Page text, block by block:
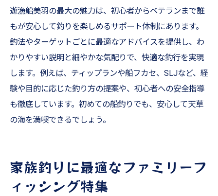
遊漁船美羽の最大の魅力は、初心者からベテランまで誰
もが安心して釣りを楽しめるサポート体制にあります。
釣法やターゲットごとに最適なアドバイスを提供し、わ
かりやすい説明と細やかな気配りで、快適な釣行を実現
します。例えば、ティップランや船フカセ、SLJなど、経
験や目的に応じた釣り方の提案や、初心者への安全指導
も徹底しています。初めての船釣りでも、安心して天草
の海を満喫できるでしょう。
家族釣りに最適なファミリーフ
ィッシング特集